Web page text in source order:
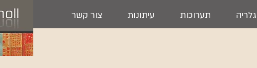
גלריה תערוכות עיתונות צור קשר